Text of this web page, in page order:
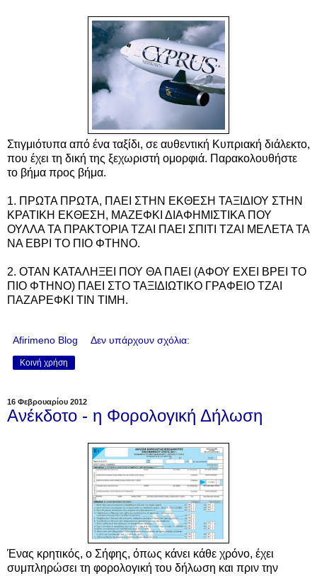
Στιγμιότυπα από ένα ταξίδι, σε αυθεντική Κυπριακή διάλεκτο,
που έχει τη δική της ξεχωριστή ομορφιά. Παρακολουθήστε
το βήμα προς βήμα.
1. ΠΡΩΤΑ ΠΡΩΤΑ, ΠΑΕΙ ΣΤΗΝ ΕΚΘΕΣΗ ΤΑΞΙΔΙΟΥ ΣΤΗΝ
ΚΡΑΤΙΚΗ ΕΚΘΕΣΗ, ΜΑΖΕΦΚΙ ΔΙΑΦΗΜΙΣΤΙΚΑ ΠΟΥ
ΟΥΛΛΑ ΤΑ ΠΡΑΚΤΟΡΙΑ ΤΖΑΙ ΠΑΕΙ ΣΠΙΤΙ ΤΖΑΙ ΜΕΛΕΤΑ ΤΑ
ΝΑ ΕΒΡΙ ΤΟ ΠΙΟ ΦΤΗΝΟ.
2. ΟΤΑΝ ΚΑΤΑΛΗΞΕΙ ΠΟΥ ΘΑ ΠΑΕΙ (ΑΦΟΥ ΕΧΕΙ ΒΡΕΙ ΤΟ
ΠΙΟ ΦΤΗΝΟ) ΠΑΕΙ ΣΤΟ ΤΑΞΙΔΙΩΤΙΚΟ ΓΡΑΦΕΙΟ ΤΖΑΙ
ΠΑΖΑΡΕΦΚΙ ΤΙΝ ΤΙΜΗ.
Afirimeno Blog Δεν υπάρχουν σχόλια:
Κοινή χρήση
16 Φεβρουαρίου 2012
Ανέκδοτο - η Φορολογική Δήλωση
Ένας κρητικός, ο Σήφης, όπως κάνει κάθε χρόνο, έχει
συμπληρώσει τη φορολογική του δήλωση και πριν την